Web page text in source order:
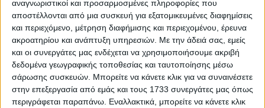
αναγνωριστικοί και προσαρμοσμένες πληροφορίες που
αποστέλλονται από μια συσκευή για εξατομικευμένες διαφημίσεις
και περιεχόμενο, μέτρηση διαφήμισης και περιεχομένου, έρευνα
ακροατηρίου και ανάπτυξη υπηρεσιών. Με την άδειά σας, εμείς
και οι συνεργάτες μας ενδέχεται να χρησιμοποιήσουμε ακριβή
δεδομένα γεωγραφικής τοποθεσίας και ταυτοποίησης μέσω
σάρωσης συσκευών. Μπορείτε να κάνετε κλικ για να συναινέσετε
στην επεξεργασία από εμάς και τους 1733 συνεργάτες μας όπως
περιγράφεται παραπάνω. Εναλλακτικά, μπορείτε να κάνετε κλικ